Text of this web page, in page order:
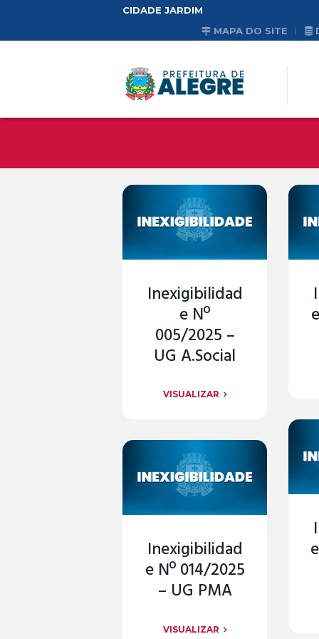
CIDADE JARDIM
MAPA DO SITE
Inexigibilidad
e Nº
005/2025 –
UG A.Social
VISUALIZAR
Inexigibilidad
e Nº 014/2025
– UG PMA
VISUALIZAR